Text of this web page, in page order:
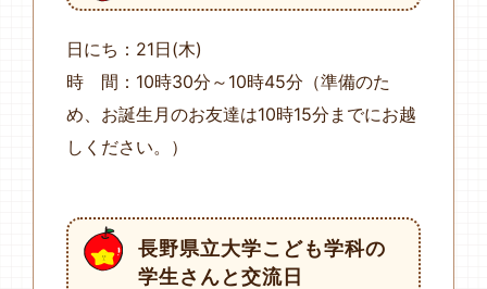
日にち：21日(木)
時 間：10時30分～10時45分（準備のた
め、お誕生月のお友達は10時15分までにお越
しください。）
長野県立大学こども学科の
学生さんと交流日